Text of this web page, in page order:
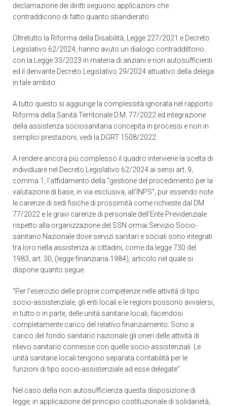
declamazione dei diritti seguono applicazioni che
contraddicono di fatto quanto sbandierato.
Oltretutto la Riforma della Disabilità, Legge 227/2021 e Decreto
Legislativo 62/2024, hanno avuto un dialogo contraddittorio
con la Legge 33/2023 in materia di anziani e non autosufficienti
ed il derivante Decreto Legislativo 29/2024 attuativo della delega
in tale ambito.
A tutto questo si aggiunge la complessità ignorata nel rapporto
Riforma della Sanità Territoriale D.M. 77/2022 ed integrazione
della assistenza sociosanitaria concepita in processi e non in
semplici prestazioni, vedi la DGRT 1508/2022:
A rendere ancora più complesso il quadro interviene la scelta di
individuare nel Decreto Legislativo 62/2024 ai sensi art. 9,
comma 1, l’affidamento della “gestione del procedimento per la
valutazione di base, in via esclusiva, all’INPS”, pur essendo note
le carenze di sedi fisiche di prossimità come richieste dal DM
77/2022 e le gravi carenze di personale dell’Ente Previdenziale
rispetto alla organizzazione del SSN ormai Servizio Socio-
sanitario Nazionale dove servizi sanitari e sociali sono integrati
tra loro nella assistenza ai cittadini, come da legge 730 del
1983, art. 30, (legge finanziaria 1984), articolo nel quale si
dispone quanto segue:
“Per l’esercizio delle proprie competenze nelle attività di tipo
socio-assistenziale, gli enti locali e le regioni possono avvalersi,
in tutto o in parte, delle unità sanitarie locali, facendosi
completamente carico del relativo finanziamento. Sono a
carico del fondo sanitario nazionale gli oneri delle attività di
rilievo sanitario connesse con quelle socio-assistenziali. Le
unità sanitarie locali tengono separata contabilità per le
funzioni di tipo socio-assistenziale ad esse delegate”.
Nel caso della non autosufficienza questa disposizione di
legge, in applicazione del principio costituzionale di solidarietà,